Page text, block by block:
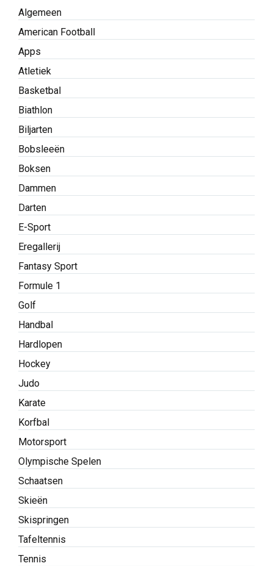
Algemeen
American Football
Apps
Atletiek
Basketbal
Biathlon
Biljarten
Bobsleeën
Boksen
Dammen
Darten
E-Sport
Eregallerij
Fantasy Sport
Formule 1
Golf
Handbal
Hardlopen
Hockey
Judo
Karate
Korfbal
Motorsport
Olympische Spelen
Schaatsen
Skieën
Skispringen
Tafeltennis
Tennis